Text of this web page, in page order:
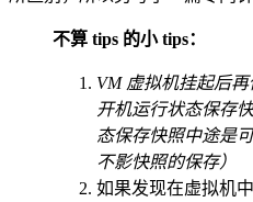
不算 tips 的小 tips：
VM 虚拟机挂起后
开机运行状态保存
态保存快照中途是
不影快照的保存）
如果发现在虚拟机